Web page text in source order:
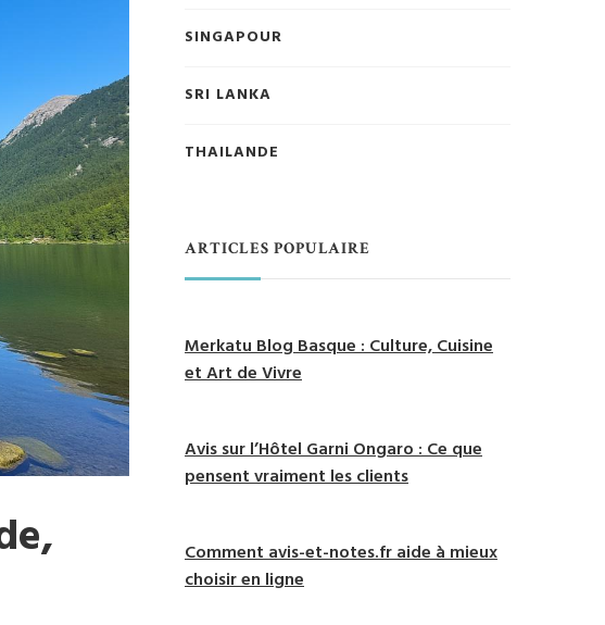
SINGAPOUR
SRI LANKA
THAILANDE
ARTICLES POPULAIRE
Merkatu Blog Basque : Culture, Cuisine
et Art de Vivre
Avis sur l’Hôtel Garni Ongaro : Ce que
pensent vraiment les clients
Comment avis-et-notes.fr aide à mieux
choisir en ligne